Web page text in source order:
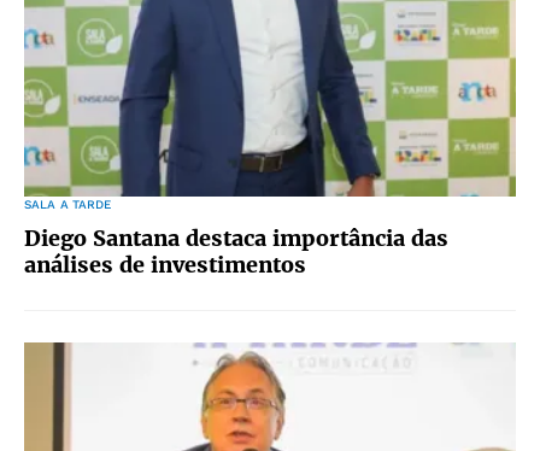
SALA A TARDE
Diego Santana destaca importância das
análises de investimentos